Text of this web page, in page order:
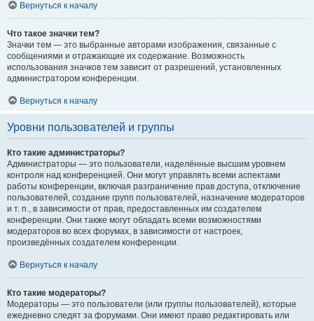
Вернуться к началу
Что такое значки тем?
Значки тем — это выбранные авторами изображения, связанные с
сообщениями и отражающие их содержание. Возможность
использования значков тем зависит от разрешений, установленных
администратором конференции.
Вернуться к началу
Уровни пользователей и группы
Кто такие администраторы?
Администраторы — это пользователи, наделённые высшим уровнем
контроля над конференцией. Они могут управлять всеми аспектами
работы конференции, включая разграничение прав доступа, отключение
пользователей, создание групп пользователей, назначение модераторов
и т. п., в зависимости от прав, предоставленных им создателем
конференции. Они также могут обладать всеми возможностями
модераторов во всех форумах, в зависимости от настроек,
произведённых создателем конференции.
Вернуться к началу
Кто такие модераторы?
Модераторы — это пользователи (или группы пользователей), которые
ежедневно следят за форумами. Они имеют право редактировать или